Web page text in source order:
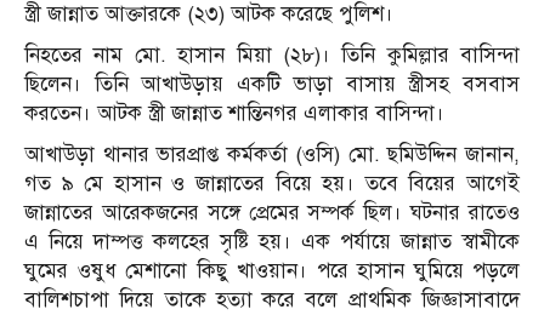
স্ত্রী জান্নাত আক্তারকে (২৩) আটক করেছে পুলিশ।
নিহতের নাম মো. হাসান মিয়া (২৮)। তিনি কুমিল্লার বাসিন্দা
ছিলেন। তিনি আখাউড়ায় একটি ভাড়া বাসায় স্ত্রীসহ বসবাস
করতেন। আটক স্ত্রী জান্নাত শান্তিনগর এলাকার বাসিন্দা।
আখাউড়া থানার ভারপ্রাপ্ত কর্মকর্তা (ওসি) মো. ছমিউদ্দিন জানান,
গত ৯ মে হাসান ও জান্নাতের বিয়ে হয়। তবে বিয়ের আগেই
জান্নাতের আরেকজনের সঙ্গে প্রেমের সম্পর্ক ছিল। ঘটনার রাতেও
এ নিয়ে দাম্পত্ত কলহের সৃষ্টি হয়। এক পর্যায়ে জান্নাত স্বামীকে
ঘুমের ওষুধ মেশানো কিছু খাওয়ান। পরে হাসান ঘুমিয়ে পড়লে
বালিশচাপা দিয়ে তাকে হত্যা করে বলে প্রাথমিক জিজ্ঞাসাবাদে